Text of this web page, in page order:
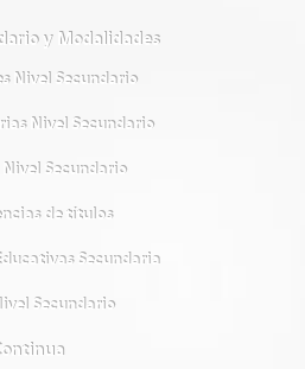
y Modalidades
Nivel Secundario
Nivel Secundario
Secundario
de títulos
Secundaria
Secundario